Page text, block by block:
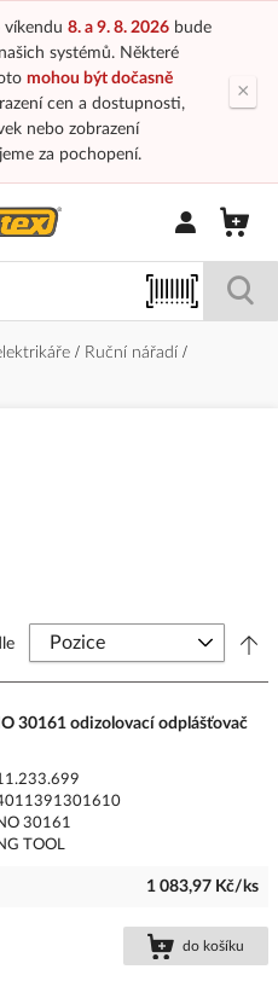
víkendu 8. a 9. 8. 2026bude
systémů. Některé
mohou být dočasně
cen a dostupnosti,
nebo zobrazení
za pochopení.
×
Přihlásit/
Ruční nářadí
30161 odizolovací odplášťovač
30161
TOOL
1 083,97 Kč/ks
do košíku